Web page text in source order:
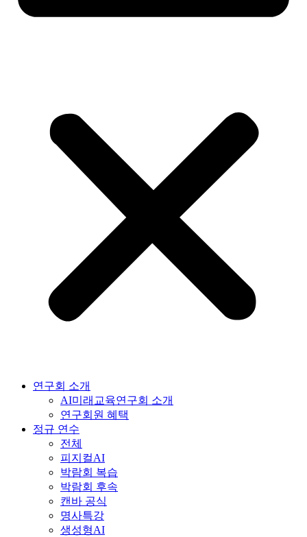
연구회 소개
AI미래교육연구회 소개
연구회원 혜택
정규 연수
전체
피지컬AI
박람회 복습
박람회 후속
캔바 공식
명사특강
생성형AI